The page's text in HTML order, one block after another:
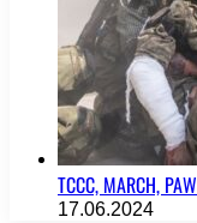
TCCC, MARCH,
17.06.2024